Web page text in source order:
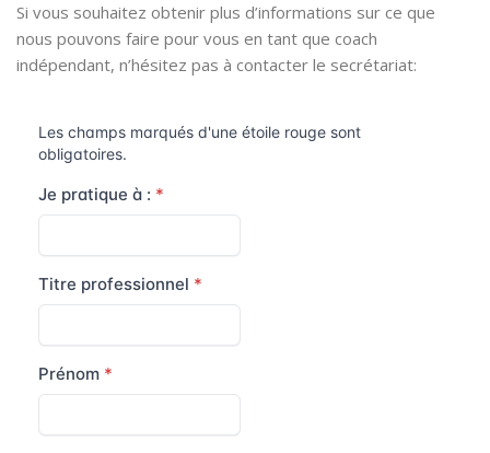
Si vous souhaitez obtenir plus d’informations sur ce que
nous pouvons faire pour vous en tant que coach
indépendant, n’hésitez pas à contacter le secrétariat: